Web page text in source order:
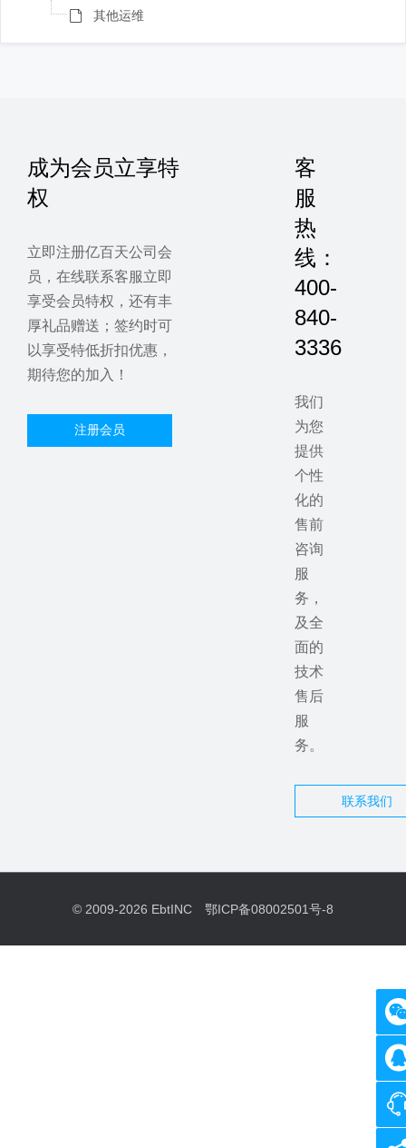
其他运维
成为会员立享特
权
立即注册亿百天公司会
员，在线联系客服立即
享受会员特权，还有丰
厚礼品赠送；签约时可
以享受特低折扣优惠，
期待您的加入！
注册会员
客
服
热
线：
400-
840-
3336
我们
为您
提供
个性
化的
售前
咨询
服
务，
及全
面的
技术
售后
服
务。
联系我们
© 2009-2026 EbtINC 鄂ICP备08002501号-8